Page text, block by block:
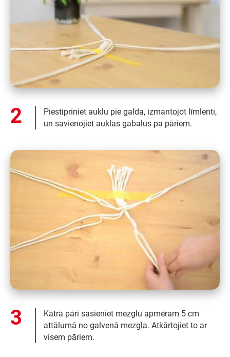
Piestipriniet auklu pie galda, izmantojot līmlenti,
un savienojiet auklas gabalus pa pāriem.
Katrā pārī sasieniet mezglu apmēram 5 cm
attālumā no galvenā mezgla. Atkārtojiet to ar
visem pāriem.